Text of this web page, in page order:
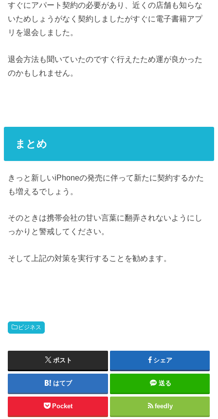
すぐにアパート契約の必要があり、近くの店舗も知らな
いためしょうがなく契約しましたがすぐに電子書籍アプ
リを退会しました。
退会方法も聞いていたのですぐ行えたため運が良かった
のかもしれません。
まとめ
きっと新しいiPhoneの発売に伴って新たに契約するかた
も増えるでしょう。
そのときは携帯会社の甘い言葉に翻弄されないようにし
っかりと警戒してください。
そして上記の対策を実行することを勧めます。
ビジネス
ポスト シェア
はてブ 送る
Pocket feedly